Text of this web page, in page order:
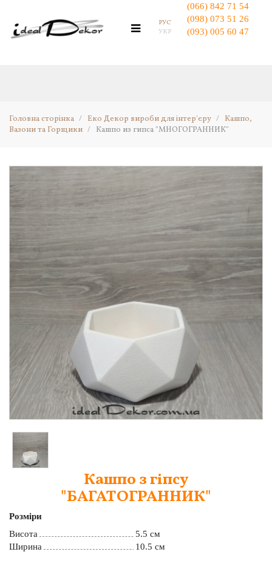
Головна
Кашпо з Мохом
Гнучкі Панелі з Моху
Топіарій Дерево з Моху
Ключниці настінні
Декоративні Годинник
Органайзери
Фоторамки
Об'ємні літери та Логотипи
Стабілізований Мох
Кашпо, Вазони та Горщики
Корпоративні Еко Подарунки
Дитячі фігурки для творчості
+38 (066) 842 71 54
+38 (066) 635 66 95
+38 (093) 005 60 47
РУС
УКР
(066) 842 71 54
(098) 073 51 26
(093) 005 60 47
Головна сторінка / Еко Декор вироби для інтер'єру /
Кашпо,
Вазони та Горщики / Кашпо из гипса "МНОГОГРАННИК"
Кашпо з гіпсу
"БАГАТОГРАННИК"
Розміри
Висота
5.5 см
Ширина
10.5 см